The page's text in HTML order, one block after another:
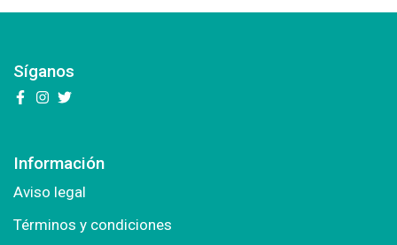
Síganos
Información
Aviso legal
Términos y condiciones